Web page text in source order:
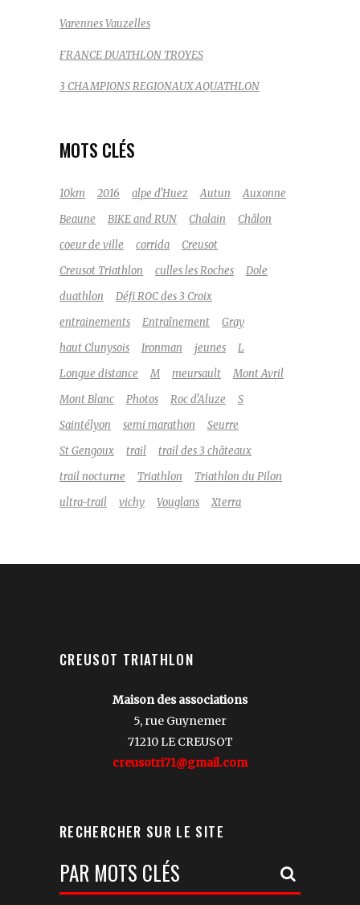
Varennes Vauzelles
FRANCE DUATHLON TROYES
3 CHAMPIONS REGIONAUX AQUATHLON
MOTS CLÉS
10km 2016 alpe d'Huez Autun
Auxonne
Beaune
BIKE and RUN Chalain
Châlon
coeur de ville
corrida
Creusot
Creusot Triathlon
culles les Roches
Dole
duathlon
Défi ROC des 3 Croix
entrainements
Entraînement
Gray
haut Clunysois
Ironman jeunes
L
Longue distance
M meursault
Mont Avril
Mont Blanc
Photos Roc d'Aluze
S
Saintélyon
semi marathon
Seurre
St Gengoux
trail
trail des 3 châteaux
trail nocturne
Triathlon
Triathlon du Pilon
ultra-trail
vichy Vouglans Xterra
CREUSOT TRIATHLON
Maison des associations
5, rue Guynemer
71210 LE CREUSOT
creusotri71@gmail.com
RECHERCHER SUR LE SITE
Votre
Recherche: